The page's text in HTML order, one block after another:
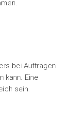
bei Auftragen
kann. Eine
sein.